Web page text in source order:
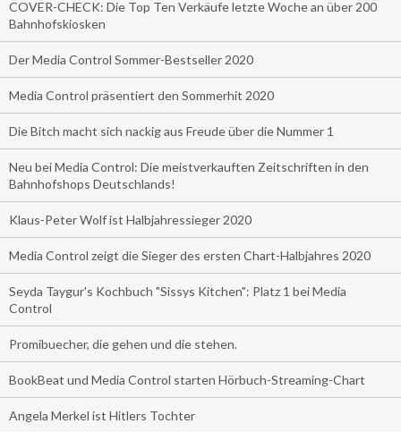
COVER-CHECK: Die Top Ten Verkäufe letzte Woche an über 200
Bahnhofskiosken
Der Media Control Sommer-Bestseller 2020
Media Control präsentiert den Sommerhit 2020
Die Bitch macht sich nackig aus Freude über die Nummer 1
Neu bei Media Control: Die meistverkauften Zeitschriften in den
Bahnhofshops Deutschlands!
Klaus-Peter Wolf ist Halbjahressieger 2020
Media Control zeigt die Sieger des ersten Chart-Halbjahres 2020
Seyda Taygur's Kochbuch "Sissys Kitchen": Platz 1 bei Media
Control
Promibuecher, die gehen und die stehen.
BookBeat und Media Control starten Hörbuch-Streaming-Chart
Angela Merkel ist Hitlers Tochter